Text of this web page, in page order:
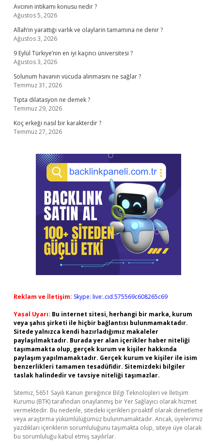
Avcının intikamı konusu nedir ?
Ağustos 5, 2026
Allah’ın yarattığı varlık ve olaylarin tamamına ne denir ?
Ağustos 3, 2026
9 Eylül Türkiye’nin en iyi kaçıncı üniversitesi ?
Ağustos 3, 2026
Solunum havanın vücuda alınmasını ne sağlar ?
Temmuz 31, 2026
Tıpta dilatasyon ne demek ?
Temmuz 29, 2026
Koç erkeği nasıl bir karakterdir ?
Temmuz 27, 2026
Reklam ve İletişim: Skype: live:.cid.575569c608265c69
Yasal Uyarı: Bu internet sitesi, herhangi bir marka, kurum
veya şahıs şirketi ile hiçbir bağlantısı bulunmamaktadır.
Sitede yalnızca kendi hazırladığımız makaleler
paylaşılmaktadır. Burada yer alan içerikler haber niteliği
taşımamakta olup, gerçek kurum ve kişiler hakkında
paylaşım yapılmamaktadır. Gerçek kurum ve kişiler ile isim
benzerlikleri tamamen tesadüfidir. Sitemizdeki bilgiler
taslak halindedir ve tavsiye niteliği taşımazlar.
Sitemiz, 5651 Sayılı Kanun gereğince Bilgi Teknolojileri ve İletişim
Kurumu (BTK) tarafından onaylanmış bir Yer Sağlayıcı olarak hizmet
vermektedir. Bu nedenle, sitedeki içerikleri proaktif olarak denetleme
veya araştırma yükümlülüğümüz bulunmamaktadır. Ancak, üyelerimiz
yazdıkları içeriklerin sorumluluğunu taşımakta olup, siteye üye olarak
bu sorumluluğu kabul etmiş sayılırlar.